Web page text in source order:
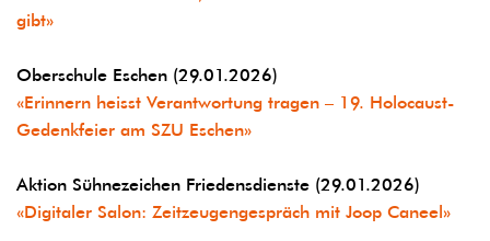
gibt»
Oberschule Eschen (29.01.2026)
«Erinnern heisst Verantwortung tragen – 19. Holocaust-
Gedenkfeier am SZU Eschen»
Aktion Sühnezeichen Friedensdienste (29.01.2026)
«Digitaler Salon: Zeitzeugengespräch mit Joop Caneel»